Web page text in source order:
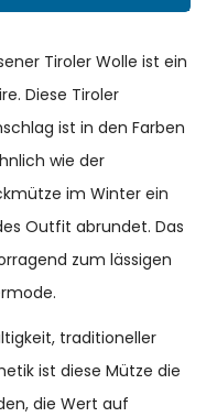
Tiroler Wolle ist ein
Diese Tiroler
ist in den Farben
wie der
im Winter ein
Outfit abrundet. Das
zum lässigen
traditioneller
ist diese Mütze die
die Wert auf